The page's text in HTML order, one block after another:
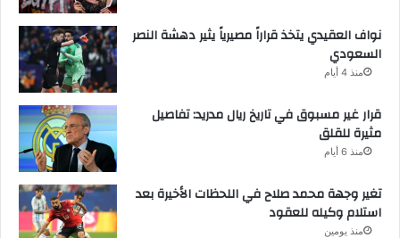
نواف العقيدي يتخذ قراراً مصيرياً يثير دهشة النصر
السعودي
منذ 4 أيام
قرار غير مسبوق في تاريخ ريال مدريد: تفاصيل
مثيرة للقلق
منذ 6 أيام
تغير وجهة محمد صلاح في اللحظات الأخيرة بعد
استلام وكيله للعقود
منذ يومين